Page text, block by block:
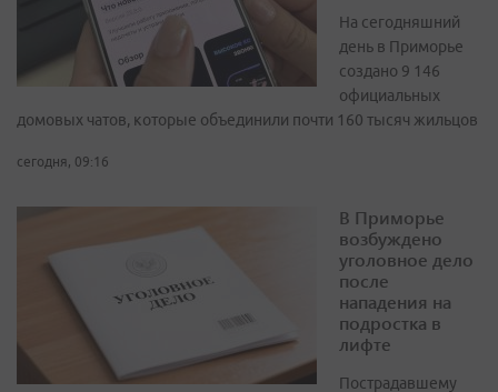
На сегодняшний
день в Приморье
создано 9 146
официальных
домовых чатов, которые объединили почти 160 тысяч жильцов
сегодня, 09:16
В Приморье
возбуждено
уголовное дело
после
нападения на
подростка в
лифте
Пострадавшему